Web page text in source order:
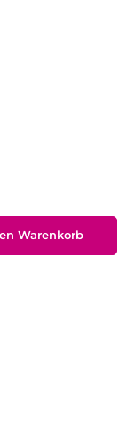
benutze die
Warenkorb